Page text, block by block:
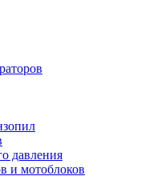
давления
и мотоблоков